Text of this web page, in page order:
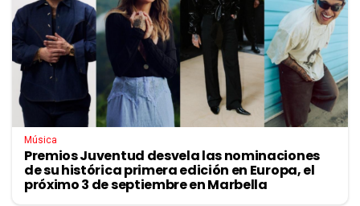
Música
Premios Juventud desvela las nominaciones
de su histórica primera edición en Europa, el
próximo 3 de septiembre en Marbella